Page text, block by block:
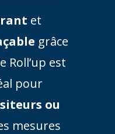
et
grâce
Roll’up est
pour
ou
mesures